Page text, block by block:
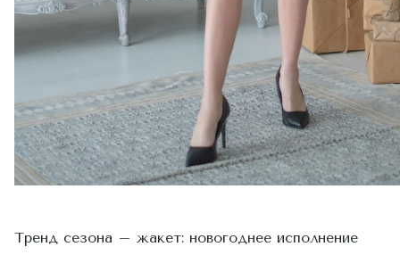
Тренд сезона – жакет: новогоднее исполнение